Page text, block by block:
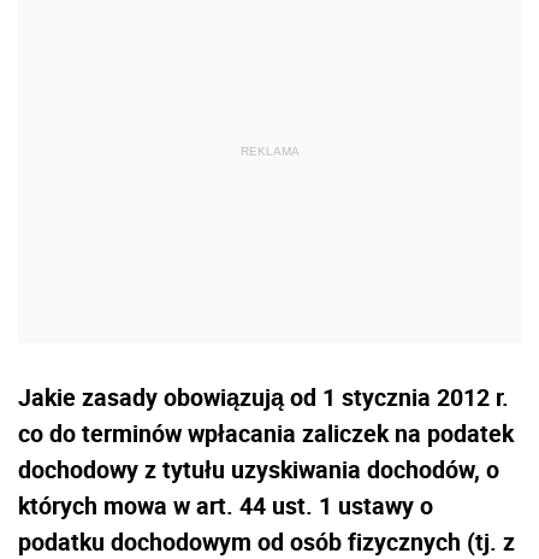
Jakie zasady obowiązują od 1 stycznia 2012 r.
co do terminów wpłacania zaliczek na podatek
dochodowy z tytułu uzyskiwania dochodów, o
których mowa w art. 44 ust. 1 ustawy o
podatku dochodowym od osób fizycznych (tj. z